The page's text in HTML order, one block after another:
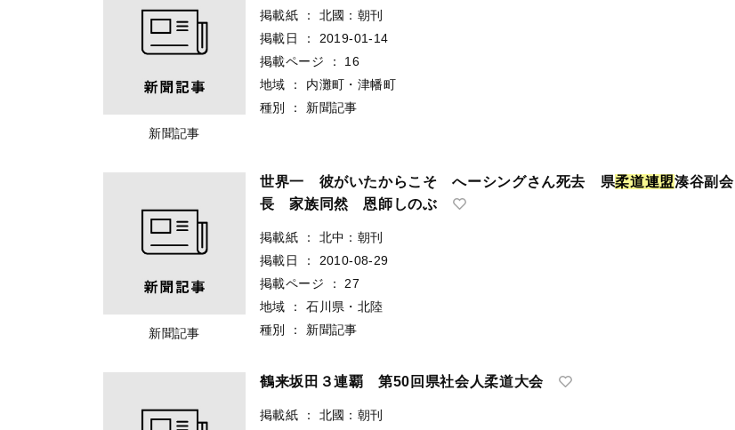
新聞記事
掲載紙 ：
北國：朝刊
掲載日
：
2019-01-14
掲載ページ
：
16
地域
：
内灘町・津幡町
種別
： 新聞記事
新聞記事
世界一 彼がいたからこそ へーシングさん死去 県柔道連盟湊谷副会
長 家族同然 恩師しのぶ
掲載紙 ：
北中：朝刊
掲載日
：
2010-08-29
掲載ページ
：
27
地域
：
石川県・北陸
種別
： 新聞記事
鶴来坂田３連覇 第50回県社会人柔道大会
掲載紙 ：
北國：朝刊